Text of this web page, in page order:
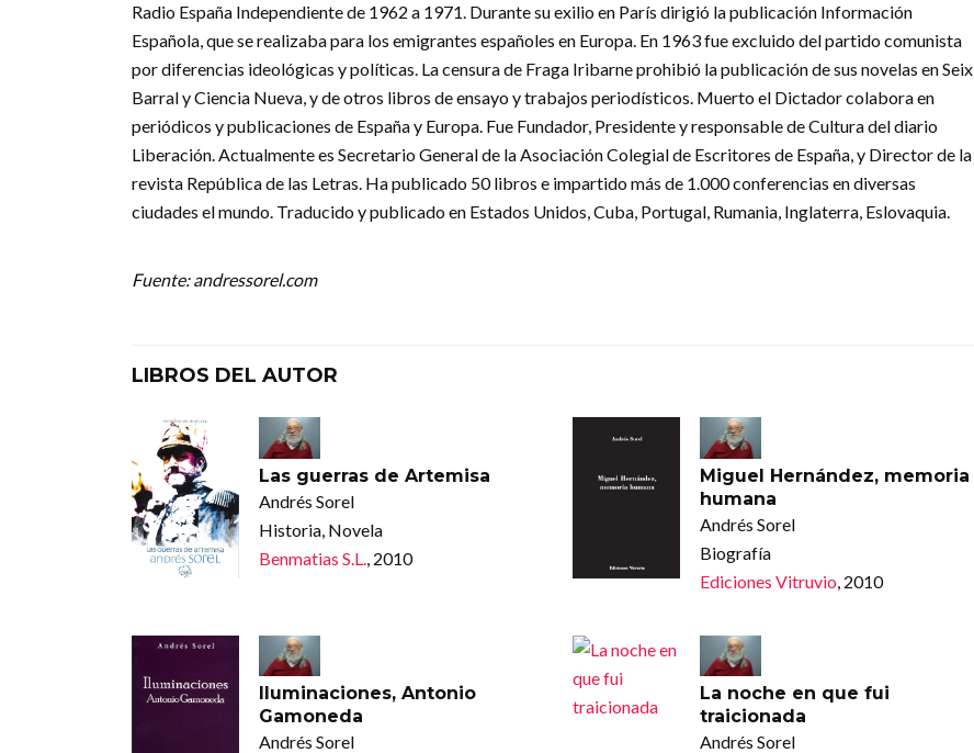
Radio España Independiente de 1962 a 1971. Durante su exilio en París dirigió la publicación Información
Española, que se realizaba para los emigrantes españoles en Europa. En 1963 fue excluido del partido comunista
por diferencias ideológicas y políticas. La censura de Fraga Iribarne prohibió la publicación de sus novelas en Seix
Barral y Ciencia Nueva, y de otros libros de ensayo y trabajos periodísticos. Muerto el Dictador colabora en
periódicos y publicaciones de España y Europa. Fue Fundador, Presidente y responsable de Cultura del diario
Liberación. Actualmente es Secretario General de la Asociación Colegial de Escritores de España, y Director de la
revista República de las Letras. Ha publicado 50 libros e impartido más de 1.000 conferencias en diversas
ciudades el mundo. Traducido y publicado en Estados Unidos, Cuba, Portugal, Rumania, Inglaterra, Eslovaquia.
Fuente: andressorel.com
LIBROS DEL AUTOR
Las guerras de Artemisa
Andrés Sorel
Historia, Novela
Benmatias S.L.
, 2010
Miguel Hernández, memoria
humana
Andrés Sorel
Biografía
Ediciones Vitruvio , 2010
Iluminaciones, Antonio
Gamoneda
Andrés Sorel
La noche en que fui
traicionada
Andrés Sorel